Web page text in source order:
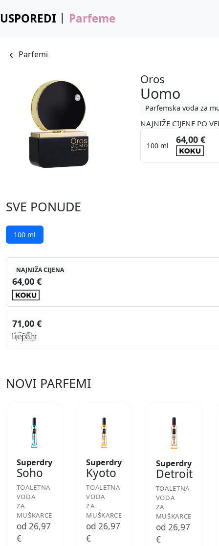
USPOREDI Parfeme
Parfemi
Oros
Uomo
Parfemska voda za
NAJNIŽE CIJENE PO
100 ml
64,00 €
SVE PONUDE
100 ml
NAJNIŽA CIJENA
64,00 €
71,00 €
NOVI PARFEMI
Superdry
Soho
TOALETNA
VODA
ZA
MUŠKARCE
od 26,97
€
Superdry
Kyoto
TOALETNA
VODA
ZA
MUŠKARCE
od 26,97
€
Superdry
Detroit
TOALETNA
VODA
ZA
MUŠKARCE
od 26,97
€